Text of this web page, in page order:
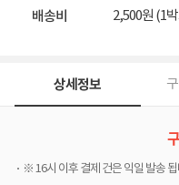
배송비 2,500원 (1
상세정보
※ 16시 이후 결제 건은 익일 발송